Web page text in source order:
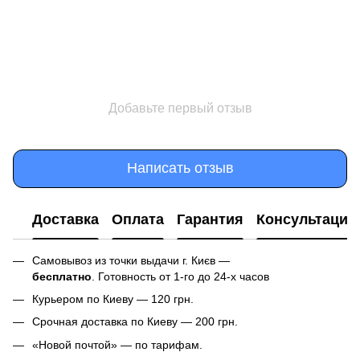
Добавьте первый отзыв
Написать отзыв
Доставка Оплата Гарантия Консультация
Самовывоз из точки выдачи г. Києв —
бесплатно . Готовность от 1-го до 24-х часов
Курьером по Киеву — 120 грн.
Срочная доставка по Киеву — 200 грн.
«Новой почтой» — по тарифам.